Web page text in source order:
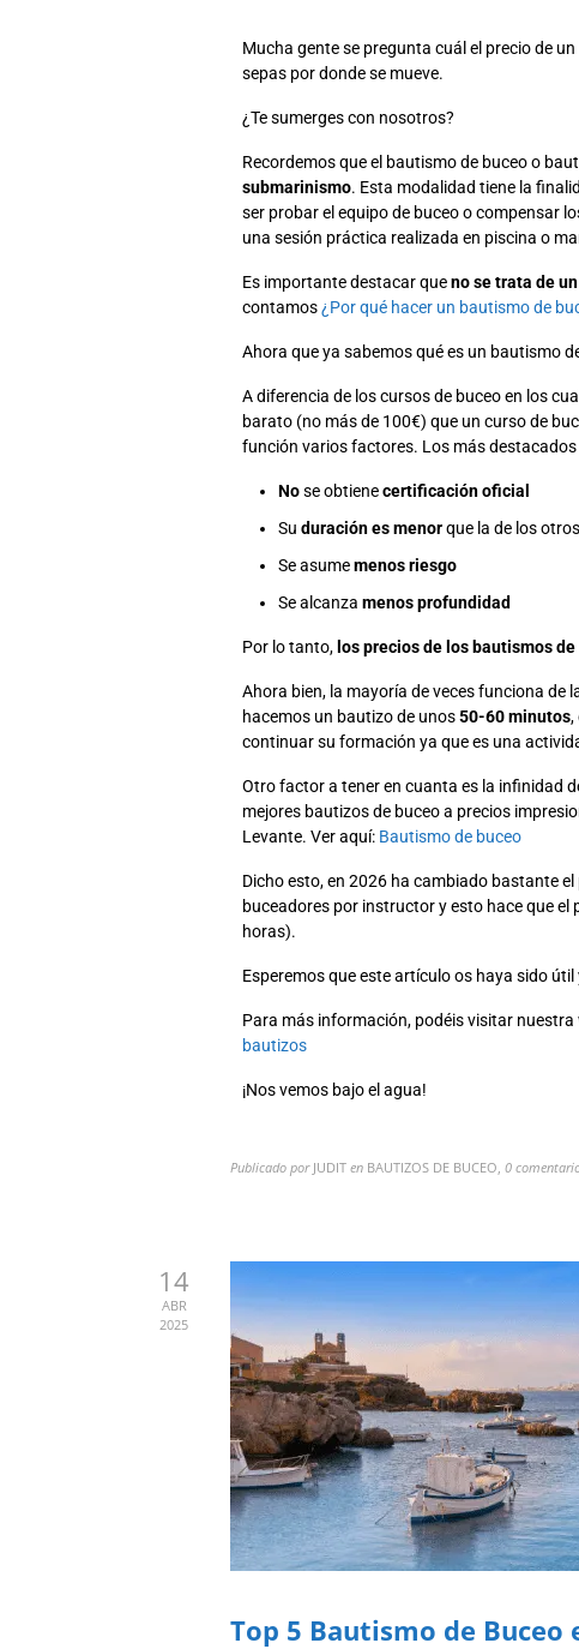
Mucha gente se pregunta cuál el precio de
sepas por donde se mueve.
¿Te sumerges con nosotros?
Recordemos que el bautismo de buceo o
submarinismo. Esta modalidad tiene la
ser probar el equipo de buceo o compensar
una sesión práctica realizada en piscina o
Es importante destacar queno se trata de
contamos¿Por qué hacer un bautismo de
Ahora que ya sabemos qué es un bautismo
A diferencia de los cursos de buceo en los
barato (no más de 100€) que un curso de
función varios factores. Los más
Nose obtienecertificación oficial
Su duración es menorque la de los
Se asumemenosriesgo
Se alcanza menos profundidad
Por lo tanto, losprecios de los bautismos
Ahora bien, la mayoría de veces funciona de
hacemos un bautizo de unos50-60 minutos,
continuar su formación ya que es una
Otro factor a tener en cuanta es la infinidad
mejores bautizos de buceo a precios
Levante. Ver aquí: Bautismo de buceo
Dicho esto, en 2026 ha cambiado bastante
buceadores por instructor y esto hace que
horas).
Esperemos que este artículo os haya sido
Para más información, podéis visitar
bautizos
¡Nos vemos bajo el agua!
Publicado por JUDIT en BAUTIZOS DE BUCEO, 0
14
ABR
2025
Top 5 Bautismo de Buceo